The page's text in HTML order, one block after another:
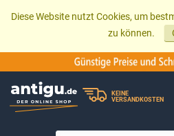
Diese Website nutzt Cookies, um
zu können.
KEINE
VERSANDKOSTEN